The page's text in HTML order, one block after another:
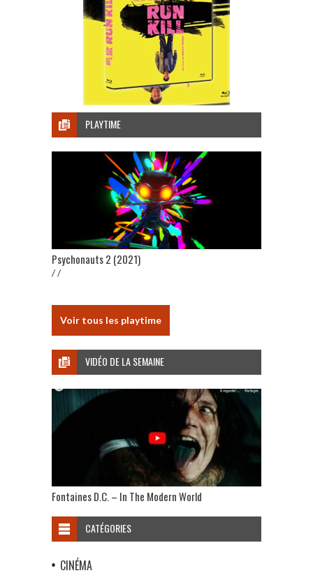
PLAYTIME
Psychonauts 2 (2021)
/ /
Voir tous les playtime
VIDÉO DE LA SEMAINE
Fontaines D.C. – In The Modern World
CATÉGORIES
CINÉMA